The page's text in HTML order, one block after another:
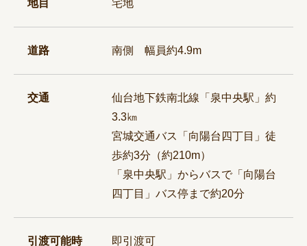
地目 宅地
道路 南側 幅員約4.9m
交通
仙台地下鉄南北線「泉中央駅」約
3.3㎞
宮城交通バス「向陽台四丁目」徒
歩約3分（約210m）
「泉中央駅」からバスで「向陽台
四丁目」バス停まで約20分
引渡可能時
即引渡可